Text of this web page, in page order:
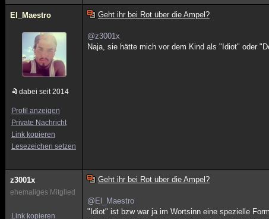
El_Maestro
dabei seit 2014
Profil anzeigen
Private Nachricht
Link kopieren
Lesezeichen setzen
Geht ihr bei Rot über die Ampel?
@z3001x
Naja, sie hätte mich vor dem Kind als "Idiot" oder
z3001x
ehemaliges Mitglied
Link kopieren
Geht ihr bei Rot über die Ampel?
@El_Maestro
"Idiot" ist bzw war ja im Wortsinn eine spezielle